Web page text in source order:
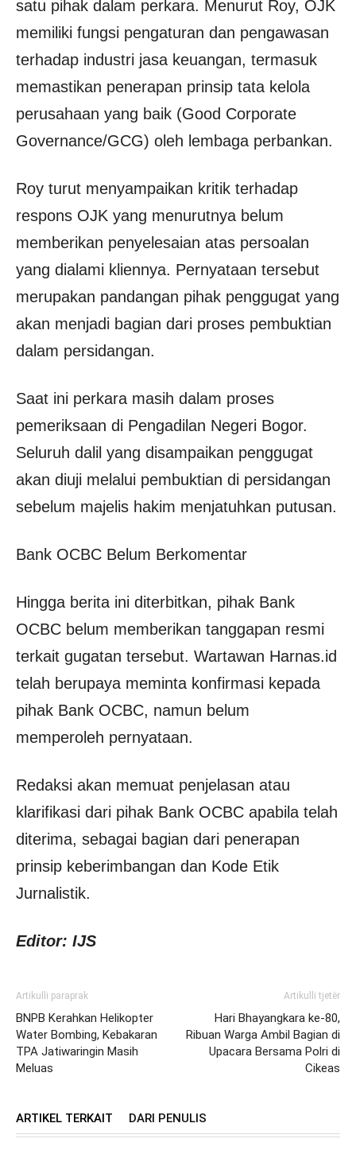
satu pihak dalam perkara. Menurut Roy, OJK
memiliki fungsi pengaturan dan pengawasan
terhadap industri jasa keuangan, termasuk
memastikan penerapan prinsip tata kelola
perusahaan yang baik (Good Corporate
Governance/GCG) oleh lembaga perbankan.
Roy turut menyampaikan kritik terhadap
respons OJK yang menurutnya belum
memberikan penyelesaian atas persoalan
yang dialami kliennya. Pernyataan tersebut
merupakan pandangan pihak penggugat yang
akan menjadi bagian dari proses pembuktian
dalam persidangan.
Saat ini perkara masih dalam proses
pemeriksaan di Pengadilan Negeri Bogor.
Seluruh dalil yang disampaikan penggugat
akan diuji melalui pembuktian di persidangan
sebelum majelis hakim menjatuhkan putusan.
Bank OCBC Belum Berkomentar
Hingga berita ini diterbitkan, pihak Bank
OCBC belum memberikan tanggapan resmi
terkait gugatan tersebut. Wartawan Harnas.id
telah berupaya meminta konfirmasi kepada
pihak Bank OCBC, namun belum
memperoleh pernyataan.
Redaksi akan memuat penjelasan atau
klarifikasi dari pihak Bank OCBC apabila telah
diterima, sebagai bagian dari penerapan
prinsip keberimbangan dan Kode Etik
Jurnalistik.
Editor: IJS
Artikulli paraprak
BNPB Kerahkan Helikopter
Water Bombing, Kebakaran
TPA Jatiwaringin Masih
Meluas
Artikulli tjetër
Hari Bhayangkara ke-80,
Ribuan Warga Ambil Bagian di
Upacara Bersama Polri di
Cikeas
ARTIKEL TERKAIT DARI PENULIS